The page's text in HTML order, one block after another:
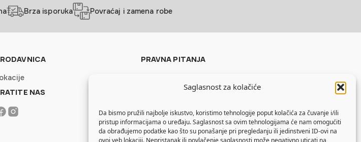
Saglasnost za kolačiće
Da bismo pružili najbolje iskustvo, koristimo tehnologije poput kolačića za čuvanje i/ili
pristup informacijama o uređaju. Saglasnost sa ovim tehnologijama će nam omogućiti
da obrađujemo podatke kao što su ponašanje pri pregledanju ili jedinstveni ID-ovi na
ovoj veb lokaciji. Nepristanak ili povlačenje saglasnosti može negativno uticati na
Brza isporuka Povraćaj i zamena robe
NAS
PRAVNA PITANJA
Uslovi korišćenja